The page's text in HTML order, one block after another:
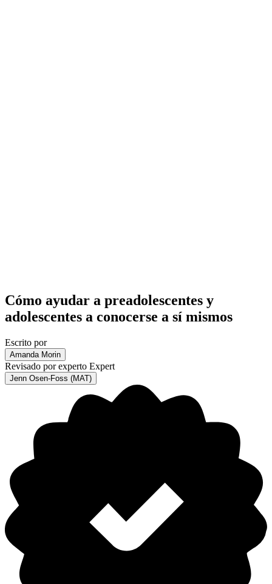
Cómo ayudar a preadolescentes y
adolescentes a conocerse a sí mismos
Escrito por
Amanda Morin
Revisado por experto Expert
Jenn Osen-Foss (MAT)